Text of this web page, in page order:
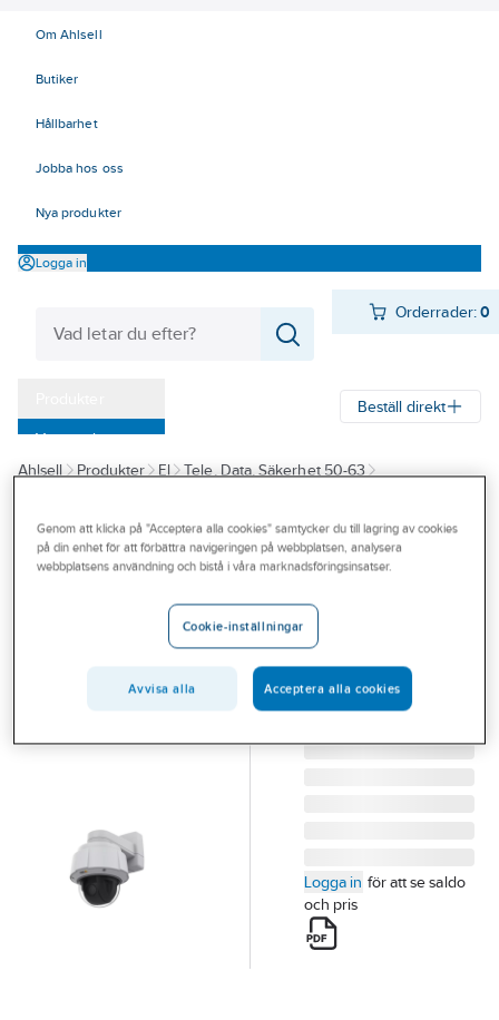
Om Ahlsell
Butiker
Hållbarhet
Jobba hos oss
Nya produkter
Logga in
Orderrader:0
Varumärken
Kampanjer
Branscher
Beställ direkt
Ahlsell Produkter El
Tele, Data, Säkerhet 50-63
PTZ kamera
Kamera PTZ,
Q6075-E
KAMERA PTZ Q6075-
E
Artikelnummer:
Logga in för att se saldo
och pris
Genom att klicka på "Acceptera alla cookies" samtycker du till lagring av cookies
på din enhet för att förbättra navigeringen på webbplatsen, analysera
webbplatsens användning och bistå i våra marknadsföringsinsatser.
Cookie-inställningar
Avvisa alla Acceptera alla cookies